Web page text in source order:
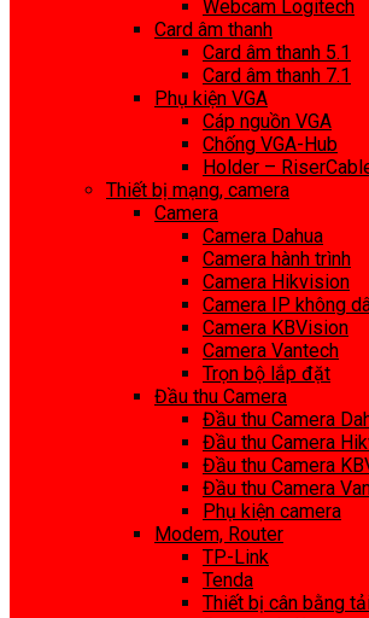
Webcam Logitech
Card âm thanh
Card âm thanh 5.1
Card âm thanh 7.1
Phụ kiện VGA
Cáp nguồn VGA
Chống VGA-Hub
Holder –
Thiết bị mạng, camera
Camera
Camera Dahua
Camera hành trình
Camera Hikvision
Camera IP không
Camera KBVision
Camera Vantech
Trọn bộ lắp đặt
Đầu thu Camera
Đầu thu Camera
Đầu thu Camera
Đầu thu Camera
Đầu thu Camera
Phụ kiện camera
Modem, Router
TP-Link
Tenda
Thiết bị cân bằng